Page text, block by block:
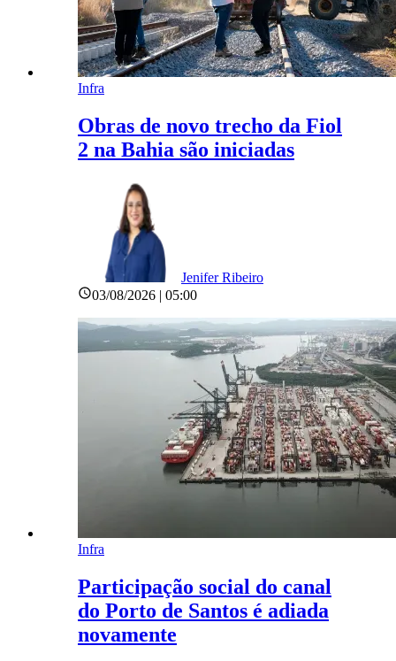
Infra
Obras de novo trecho da Fiol
2 na Bahia são iniciadas
Jenifer Ribeiro
03/08/2026 | 05:00
Infra
Participação social do canal
do Porto de Santos é adiada
novamente